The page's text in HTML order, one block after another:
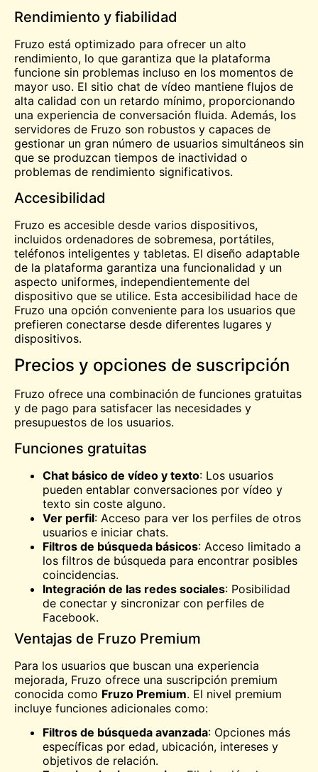
Rendimiento y fiabilidad
Fruzo está optimizado para ofrecer un alto
rendimiento, lo que garantiza que la plataforma
funcione sin problemas incluso en los momentos de
mayor uso. El sitio chat de vídeo mantiene flujos de
alta calidad con un retardo mínimo, proporcionando
una experiencia de conversación fluida. Además, los
servidores de Fruzo son robustos y capaces de
gestionar un gran número de usuarios simultáneos sin
que se produzcan tiempos de inactividad o
problemas de rendimiento significativos.
Accesibilidad
Fruzo es accesible desde varios dispositivos,
incluidos ordenadores de sobremesa, portátiles,
teléfonos inteligentes y tabletas. El diseño adaptable
de la plataforma garantiza una funcionalidad y un
aspecto uniformes, independientemente del
dispositivo que se utilice. Esta accesibilidad hace de
Fruzo una opción conveniente para los usuarios que
prefieren conectarse desde diferentes lugares y
dispositivos.
Precios y opciones de suscripción
Fruzo ofrece una combinación de funciones gratuitas
y de pago para satisfacer las necesidades y
presupuestos de los usuarios.
Funciones gratuitas
Chat básico de vídeo y texto: Los usuarios
pueden entablar conversaciones por vídeo y
texto sin coste alguno.
Ver perfil: Acceso para ver los perfiles de otros
usuarios e iniciar chats.
Filtros de búsqueda básicos: Acceso limitado a
los filtros de búsqueda para encontrar posibles
coincidencias.
Integración de las redes sociales: Posibilidad
de conectar y sincronizar con perfiles de
Facebook.
Ventajas de Fruzo Premium
Para los usuarios que buscan una experiencia
mejorada, Fruzo ofrece una suscripción premium
conocida como Fruzo Premium. El nivel premium
incluye funciones adicionales como:
Filtros de búsqueda avanzada: Opciones más
específicas por edad, ubicación, intereses y
objetivos de relación.